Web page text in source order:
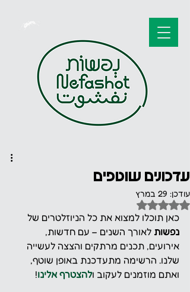
עדכונים שוטפים
עודכן: 29 במרץ
דירוג של NaN מתוך 5 כוכבים
כאן תוכלו למצוא את כל הניוזלטרים של
נפשות לאורך השנים – עם חדשות,
אירועים, תכנים מרתקים והצצה לעשייה
שלנו. הרשימה מתעדכנת באופן שוטף,
ואתם מוזמנים לעקוב ולהצטרף אלינו!